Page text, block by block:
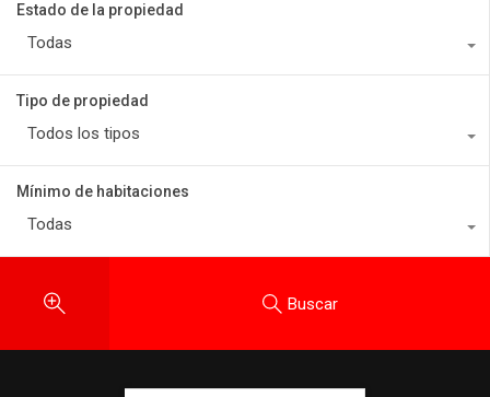
Estado de la propiedad
Todas
Tipo de propiedad
Todos los tipos
Mínimo de habitaciones
Todas
Buscar